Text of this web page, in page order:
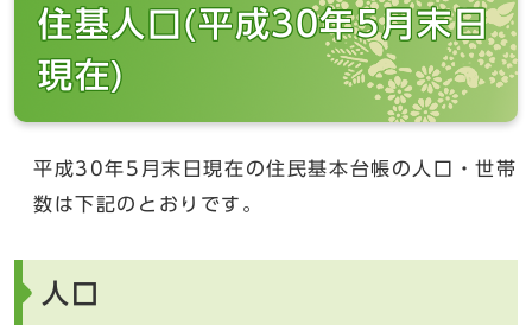
住基人口(平成30年5月末日
現在)
平成30年5月末日現在の住民基本台帳の人口・世帯
数は下記のとおりです。
人口